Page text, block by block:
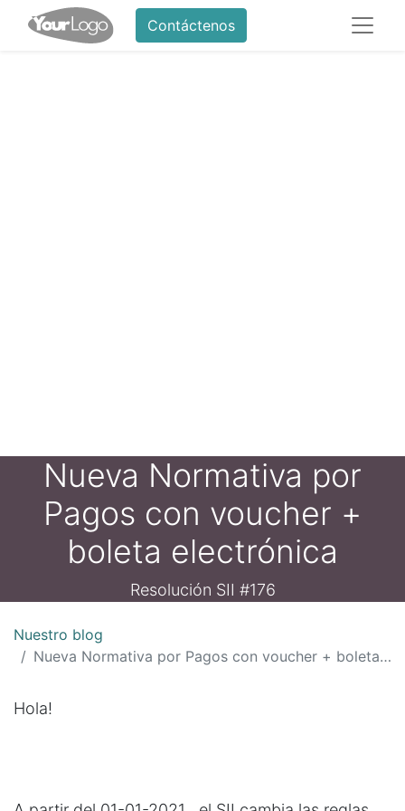
Contáctenos
Nueva Normativa por
Pagos con voucher +
boleta electrónica
Resolución SII #176
Nuestro blog
Nueva Normativa por Pagos con voucher + boleta electrónica
Hola!